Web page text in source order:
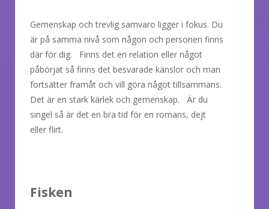
Gemenskap och trevlig samvaro ligger i fokus. Du
är på samma nivå som någon och personen finns
där för dig. Finns det en relation eller något
påbörjat så finns det besvarade känslor och man
fortsätter framåt och vill göra något tillsammans.
Det är en stark kärlek och gemenskap. Är du
singel så är det en bra tid för en romans, dejt
eller flirt.
Fisken